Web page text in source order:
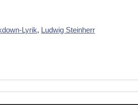
Lyrik, Ludwig Steinherr